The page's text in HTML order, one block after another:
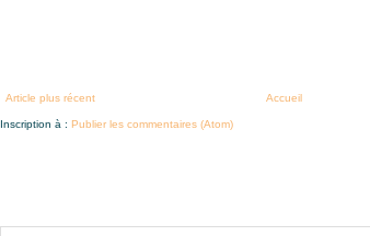
Article plus récent Accueil
Inscription à : Publier les commentaires (Atom)